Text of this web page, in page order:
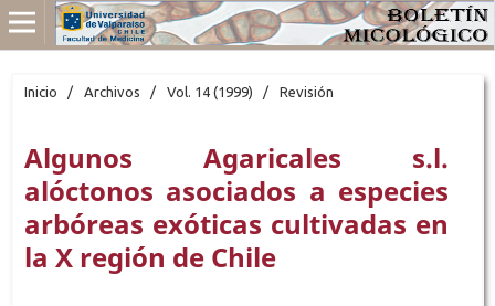
Inicio / Archivos / Vol. 14 (1999) / Revisión
Algunos Agaricales s.l.
alóctonos asociados a especies
arbóreas exóticas cultivadas en
la X región de Chile